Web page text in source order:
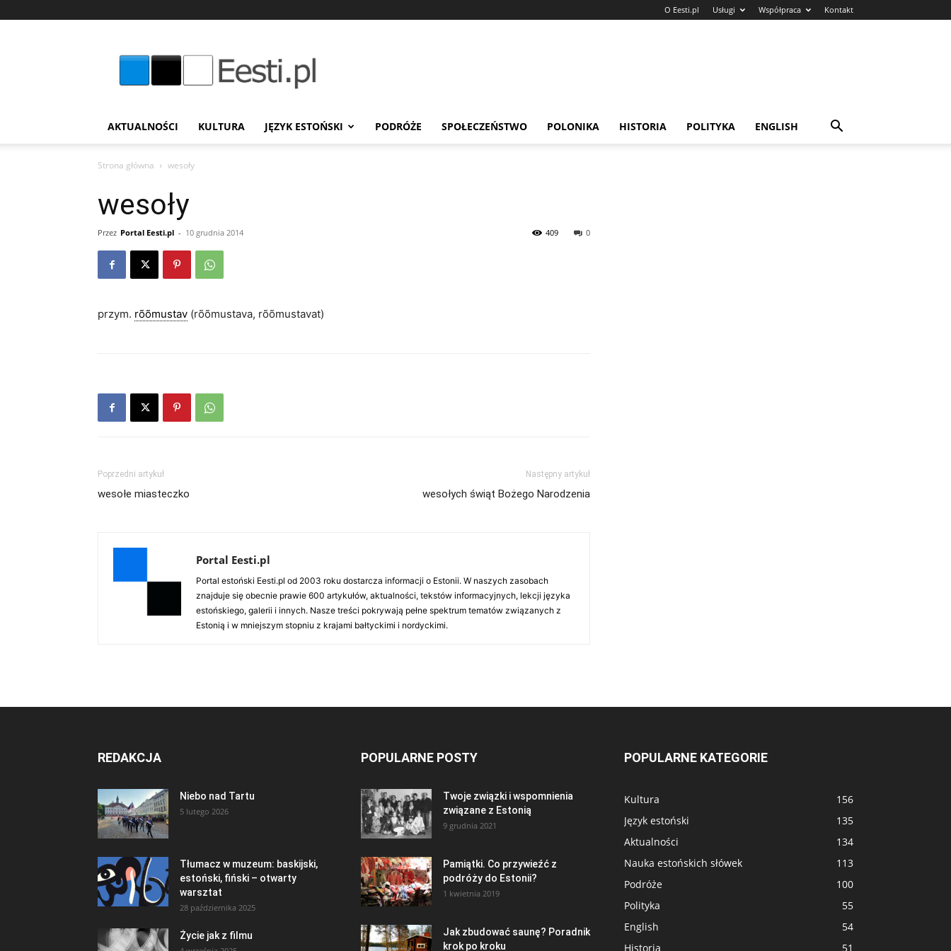
O Eesti.pl Usługi Współpraca Kontakt
AKTUALNOŚCI KULTURA JĘZYK ESTOŃSKI PODRÓŻE SPOŁECZEŃSTWO POLONIKA HISTORIA POLITYKA ENGLISH
Strona główna wesoły
wesoły
Przez Portal Eesti.pl - 10 grudnia 2014 0
409
przym. rõõmustav (rõõmustava, rõõmustavat)
Poprzedni artykuł
wesołe miasteczko
Następny artykuł
wesołych świąt Bożego Narodzenia
Portal Eesti.pl
Portal estoński Eesti.pl od 2003 roku dostarcza informacji o Estonii. W naszych zasobach
znajduje się obecnie prawie 600 artykułów, aktualności, tekstów informacyjnych, lekcji języka
estońskiego, galerii i innych. Nasze treści pokrywają pełne spektrum tematów związanych z
Estonią i w mniejszym stopniu z krajami bałtyckimi i nordyckimi.
REDAKCJA
Niebo nad Tartu
5 lutego 2026
Tłumacz w muzeum: baskijski,
estoński, fiński – otwarty
warsztat
28 października 2025
Życie jak z filmu
POPULARNE POSTY
Twoje związki i wspomnienia
związane z Estonią
9 grudnia 2021
Pamiątki. Co przywieźć z
podróży do Estonii?
1 kwietnia 2019
Jak zbudować saunę? Poradnik
krok po kroku
POPULARNE KATEGORIE
Kultura
156
Język estoński
135
Aktualności
134
Nauka estońskich słówek
113
Podróże
100
Polityka
55
English
54
Historia
51